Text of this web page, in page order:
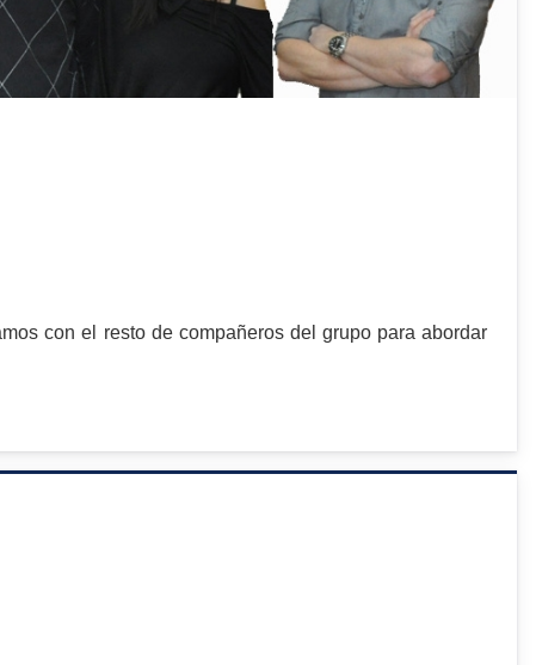
con el resto de compañeros del grupo para abordar